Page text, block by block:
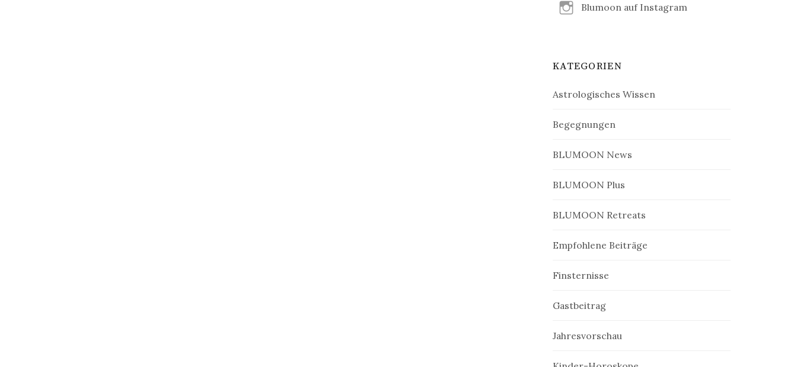
Blumoon auf Instagram
KATEGORIEN
Astrologisches Wissen
Begegnungen
BLUMOON News
BLUMOON Plus
BLUMOON Retreats
Empfohlene Beiträge
Finsternisse
Gastbeitrag
Jahresvorschau